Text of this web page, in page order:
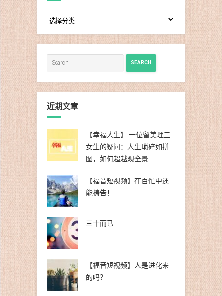
分
SEARCH
近期文章
【幸福人生】 一位留美理工
女生的疑问：人生琐碎如拼
图，如何超越观全景
【福音短视频】在百忙中还
能祷告！
三十而已
【福音短视频】人是进化来
的吗？